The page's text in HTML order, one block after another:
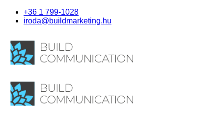
+36 1 799-1028
iroda@buildmarketing.hu